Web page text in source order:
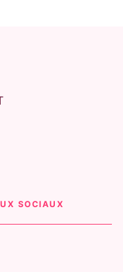
SOCIAUX